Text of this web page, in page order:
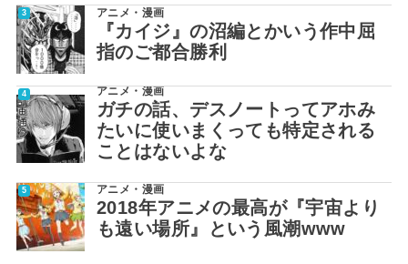
アニメ・漫画
『カイジ』の沼編とかいう作中屈
指のご都合勝利
アニメ・漫画
ガチの話、デスノートってアホみ
たいに使いまくっても特定される
ことはないよな
アニメ・漫画
2018年アニメの最高が『宇宙より
も遠い場所』という風潮www